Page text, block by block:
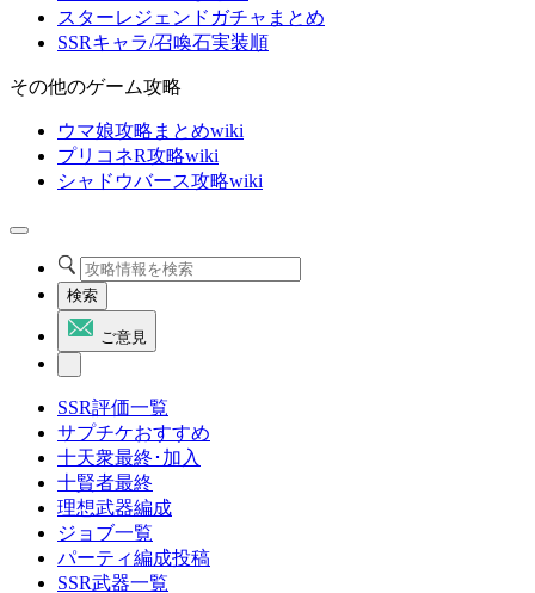
スターレジェンドガチャまとめ
SSRキャラ/召喚石実装順
その他のゲーム攻略
ウマ娘攻略まとめwiki
プリコネR攻略wiki
シャドウバース攻略wiki
検索
ご意見
SSR評価一覧
サプチケおすすめ
十天衆最終･加入
十賢者最終
理想武器編成
ジョブ一覧
パーティ編成投稿
SSR武器一覧